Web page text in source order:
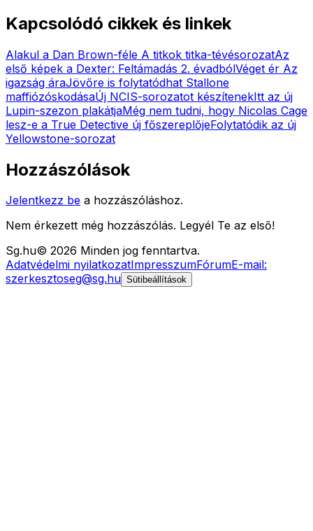
Kapcsolódó cikkek és linkek
Alakul a Dan Brown-féle A titkok titka-tévésorozatAz
első képek a Dexter: Feltámadás 2. évadbólVéget ér Az
igazság áraJövőre is folytatódhat Stallone
maffiózóskodásaÚj NCIS-sorozatot készítenekItt az új
Lupin-szezon plakátjaMég nem tudni, hogy Nicolas Cage
lesz-e a True Detective új főszereplőjeFolytatódik az új
Yellowstone-sorozat
Hozzászólások
Jelentkezz be a hozzászóláshoz.
Nem érkezett még hozzászólás. Legyél Te az első!
Sg.hu© 2026 Minden jog fenntartva.
Adatvédelmi nyilatkozatImpresszumFórumE-mail:
szerkesztoseg@sg.hu Sütibeállítások